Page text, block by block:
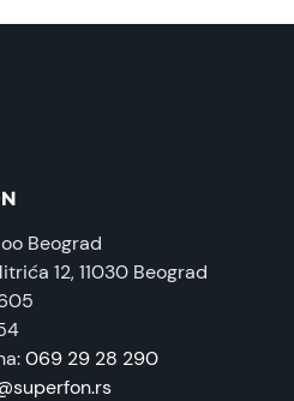
porekla:
Beograd
12, 11030 Beograd
069 29 28 290